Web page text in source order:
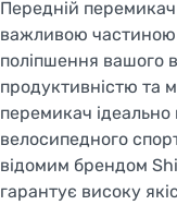
Передній
важливою
поліпшення вашого
продуктивністю та
перемикач ідеально
велосипедного
відомим брендом
гарантує високу
Do you want to
site or